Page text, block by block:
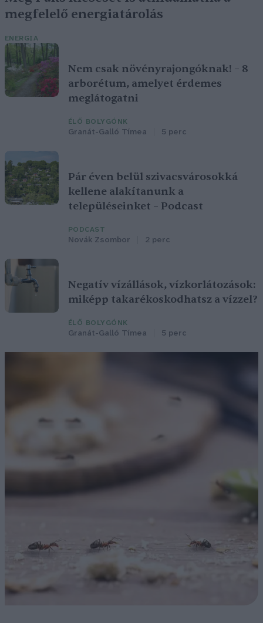
megfelelő energiatárolás
ENERGIA
Nem csak növényrajongóknak! – 8
arborétum, amelyet érdemes
meglátogatni
ÉLŐ BOLYGÓNK
Granát-Galló Tímea 5 perc
Pár éven belül szivacsvárosokká
kellene alakítanunk a
településeinket – Podcast
PODCAST
Novák Zsombor 2 perc
Negatív vízállások, vízkorlátozások:
miképp takarékoskodhatsz a vízzel?
ÉLŐ BOLYGÓNK
Granát-Galló Tímea 5 perc